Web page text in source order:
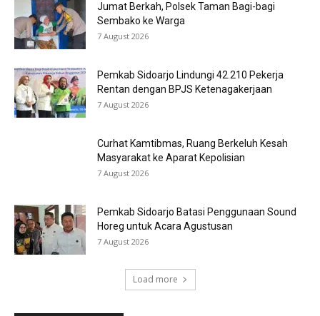
Jumat Berkah, Polsek Taman Bagi-bagi
Sembako ke Warga
7 August 2026
Pemkab Sidoarjo Lindungi 42.210 Pekerja
Rentan dengan BPJS Ketenagakerjaan
7 August 2026
Curhat Kamtibmas, Ruang Berkeluh Kesah
Masyarakat ke Aparat Kepolisian
7 August 2026
Pemkab Sidoarjo Batasi Penggunaan Sound
Horeg untuk Acara Agustusan
7 August 2026
Load more